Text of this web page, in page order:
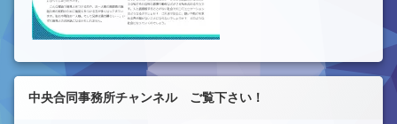
中央合同事務所チャンネル ご覧下さい！